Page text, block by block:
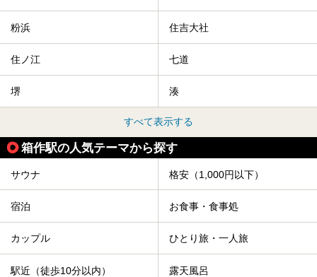
粉浜 住吉大社
住ノ江 七道
堺 湊
すべて表示する
箱作駅の人気テーマから探す
サウナ 格安（1,000円以下）
宿泊 お食事・食事処
カップル ひとり旅・一人旅
駅近（徒歩10分以内） 露天風呂